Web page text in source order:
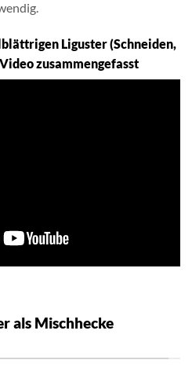
Liguster (Schneiden,
zusammengefasst
als Mischhecke